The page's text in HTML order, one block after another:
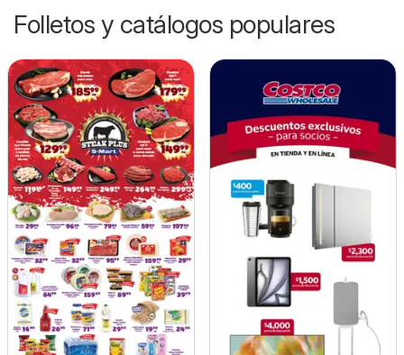
Folletos y catálogos populares